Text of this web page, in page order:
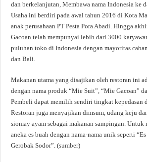
dan berkelanjutan, Membawa nama Indonesia ke
Usaha ini berdiri pada awal tahun 2016 di Kota
anak perusahaan PT Pesta Pora Abadi. Hingga
Gacoan telah mempunyai lebih dari 3000
puluhan toko di Indonesia dengan mayoritas
dan Bali.
Makanan utama yang disajikan oleh restoran ini
dengan nama produk “Mie Suit”, “Mie Gacoan”
Pembeli dapat memilih sendiri tingkat kepedasan
Restoran juga menyajikan dimsum, udang keju
siomay ayam sebagai makanan sampingan. Untuk
aneka es buah dengan nama-nama unik seperti
Gerobak Sodor”. (sumber)